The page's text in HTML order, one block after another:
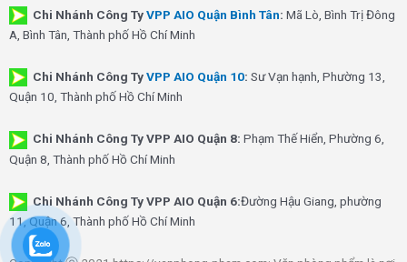
Chi Nhánh Công TyVPP AIO Quận Bình Tân: Mã Lò, Bình Trị Đông
A, Bình Tân, Thành phố Hồ Chí Minh
Chi Nhánh Công TyVPP AIO Quận 10: Sư Vạn hạnh, Phường 13,
Quận 10, Thành phố Hồ Chí Minh
Chi Nhánh Công Ty VPP AIO Quận 8: Phạm Thế Hiển, Phường 6,
Quận 8, Thành phố Hồ Chí Minh
Chi Nhánh Công Ty VPP AIO Quận 6:Đường Hậu Giang, phường
11, Quận 6, Thành phố Hồ Chí Minh